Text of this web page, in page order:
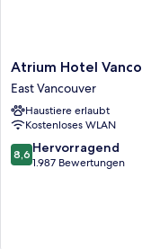
Atrium
Hotel
Vancouver
East
Vancouver
Atrium Hotel
East Vancouver
Haustiere erlaubt
Kostenloses WLAN
8.6
von
8,6 Hervorragend
1.987 Bewertungen